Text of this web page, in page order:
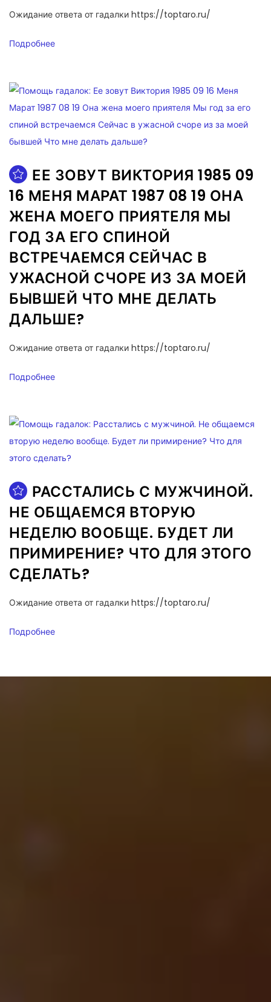
Ожидание ответа от гадалки https://toptaro.ru/
Подробнее
ЕЕ ЗОВУТ ВИКТОРИЯ 1985 09
16 МЕНЯ МАРАТ 1987 08 19 ОНА
ЖЕНА МОЕГО ПРИЯТЕЛЯ МЫ
ГОД ЗА ЕГО СПИНОЙ
ВСТРЕЧАЕМСЯ СЕЙЧАС В
УЖАСНОЙ СЧОРЕ ИЗ ЗА МОЕЙ
БЫВШЕЙ ЧТО МНЕ ДЕЛАТЬ
ДАЛЬШЕ?
Ожидание ответа от гадалки https://toptaro.ru/
Подробнее
РАССТАЛИСЬ С МУЖЧИНОЙ.
НЕ ОБЩАЕМСЯ ВТОРУЮ
НЕДЕЛЮ ВООБЩЕ. БУДЕТ ЛИ
ПРИМИРЕНИЕ? ЧТО ДЛЯ ЭТОГО
СДЕЛАТЬ?
Ожидание ответа от гадалки https://toptaro.ru/
Подробнее